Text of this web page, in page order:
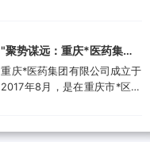
设，打造创新型企业...
集成电路可靠性验证及测试分
析领域打造国内一流集成电路
检测、分析、设计开发及技术
和高端设备集成电路可靠性验
‌"聚势谋远：重庆*医药集团
与安企神达成战略合作，探
索医药+科技融合发展新路
重庆*医药集团有限公司成立于
2017年8月，是在重庆市*区医
业。是重庆*经济技术开发（集